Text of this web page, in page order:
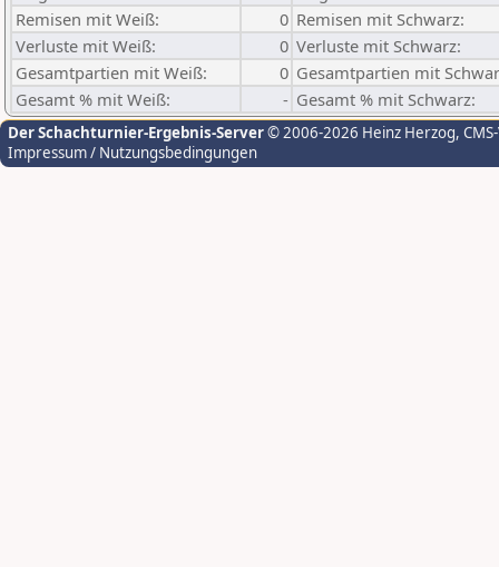
Remisen mit Weiß:
0 Remisen mit Schwarz:
Verluste mit Weiß:
0 Verluste mit Schwarz:
Gesamtpartien mit Weiß:
0 Gesamtpartien mit
Gesamt % mit Weiß:
- Gesamt % mit Schwarz:
Der Schachturnier-Ergebnis-Server© 2006-2026 Heinz Herzog,
Impressum / Nutzungsbedingungen